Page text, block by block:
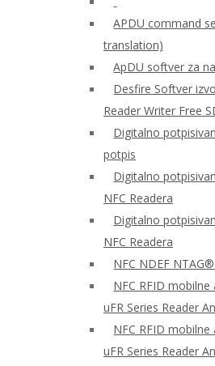
APDU command
translation)
ApDU softver za
Desfire Softver
Reader Writer Free
Digitalno
potpis
Digitalno
NFC Readera
Digitalno
NFC Readera
NFC NDEF NTAG®
NFC RFID
uFR Series Reader
NFC RFID
uFR Series Reader